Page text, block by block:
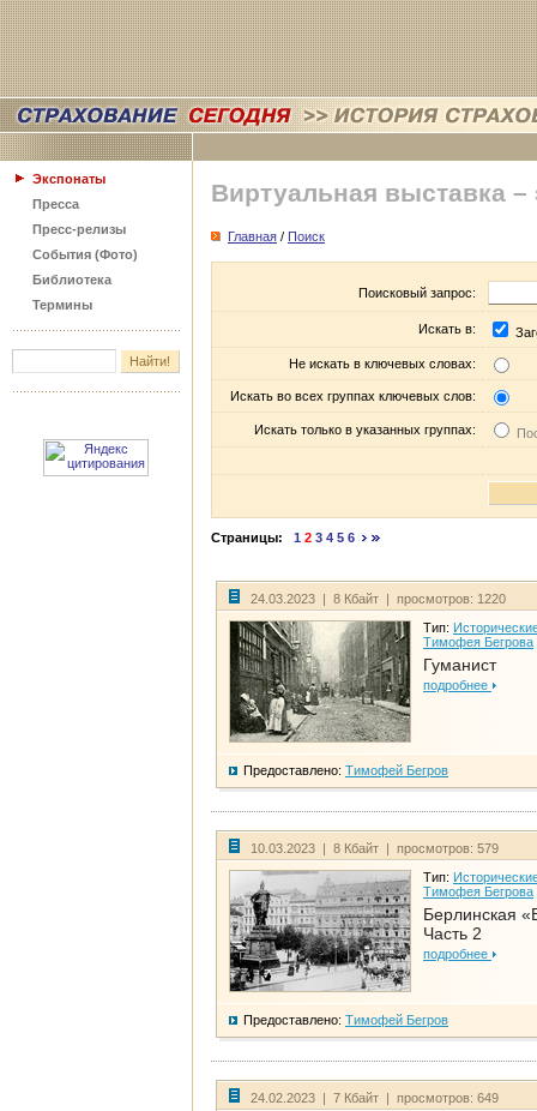
Экспонаты
Пресса
Пресс-релизы
События (Фото)
Библиотека
Термины
Виртуальная выставка –
Главная / Поиск
Поисковый запрос:
Искать в:
Не искать в ключевых словах:
Искать во всех группах ключевых слов:
Искать только в указанных группах:
Страницы: 1 2 3 4 5 6
24.03.2023 | 8 Кбайт | просмотров: 1220
Тип:
Тимофея Бегрова
Гуманист
подробнее
Предоставлено: Тимофей Бегров
10.03.2023 | 8 Кбайт | просмотров: 579
Тип:
Тимофея Бегрова
Берлинская
Часть 2
подробнее
Предоставлено: Тимофей Бегров
24.02.2023 | 7 Кбайт | просмотров: 649